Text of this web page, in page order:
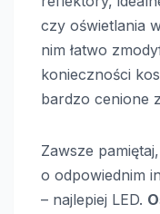
czy oświetlania
nim łatwo
konieczności
bardzo cenione
Zawsze
o odpowiednim
– najlepiej LED.